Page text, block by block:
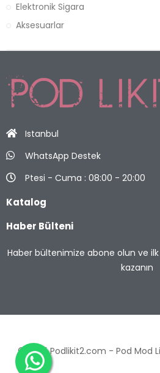
Elektronik Sigara
Aksesuarlar
Istanbul
WhatsApp Destek
Ptesi - Cuma : 08:00 - 20:00
Katalog
Haber Bülteni
Haber bültenimize abone olun ve ilk
kazanın
© 2025 Podlikit2.com - Pod Mod